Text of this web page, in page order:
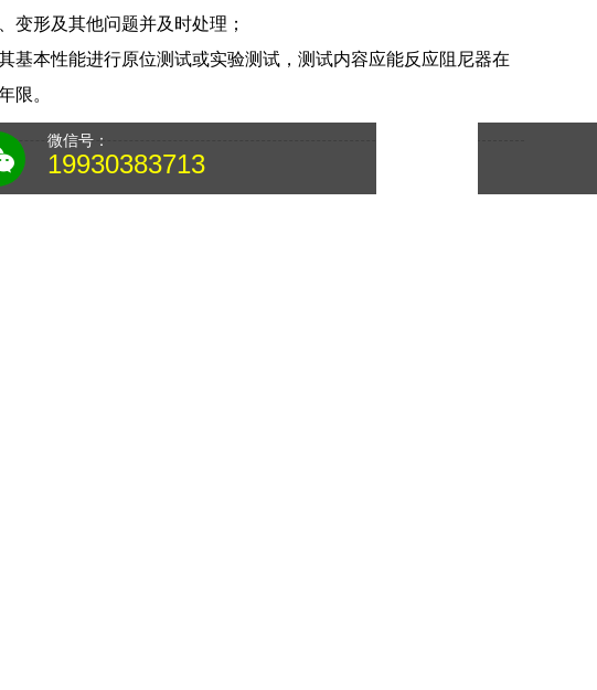
变形及其他问题并及时处理；
本性能进行原位测试或实验测试，测试内容应能反应阻尼器在
限。
微信号：
19930383713